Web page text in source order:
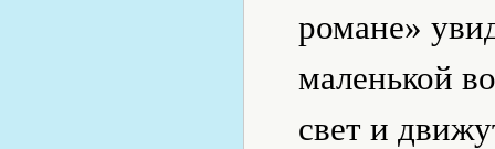
романе»
маленькой
свет и